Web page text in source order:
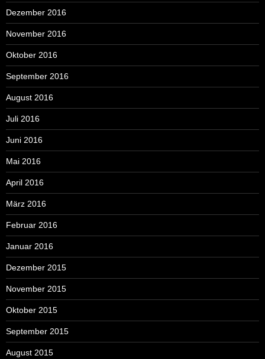
Dezember 2016
November 2016
Oktober 2016
September 2016
August 2016
Juli 2016
Juni 2016
Mai 2016
April 2016
März 2016
Februar 2016
Januar 2016
Dezember 2015
November 2015
Oktober 2015
September 2015
August 2015